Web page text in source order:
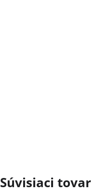
Súvisiaci tovar